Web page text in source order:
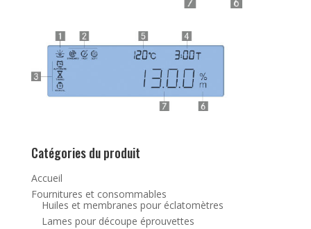
Catégories du produit
Accueil
Fournitures et consommables
Huiles et membranes pour éclatomètres
Lames pour découpe éprouvettes